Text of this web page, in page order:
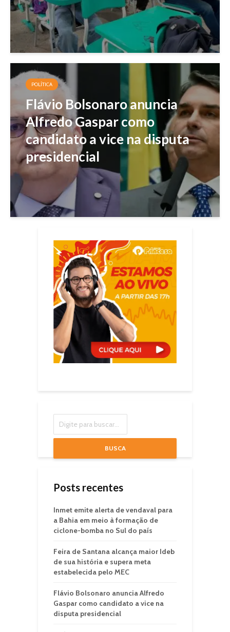
POLÍTICA
Flávio Bolsonaro anuncia
Alfredo Gaspar como
candidato a vice na disputa
presidencial
BUSCA
Posts recentes
Inmet emite alerta de vendaval para
a Bahia em meio à formação de
ciclone-bomba no Sul do país
Feira de Santana alcança maior Ideb
de sua história e supera meta
estabelecida pelo MEC
Flávio Bolsonaro anuncia Alfredo
Gaspar como candidato a vice na
disputa presidencial